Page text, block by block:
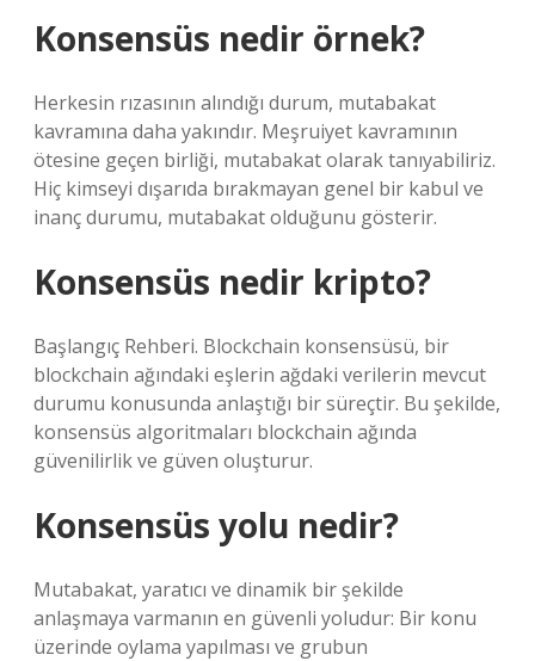
Konsensüs nedir örnek?
Herkesin rızasının alındığı durum, mutabakat
kavramına daha yakındır. Meşruiyet kavramının
ötesine geçen birliği, mutabakat olarak tanıyabiliriz.
Hiç kimseyi dışarıda bırakmayan genel bir kabul ve
inanç durumu, mutabakat olduğunu gösterir.
Konsensüs nedir kripto?
Başlangıç ​​Rehberi. Blockchain konsensüsü, bir
blockchain ağındaki eşlerin ağdaki verilerin mevcut
durumu konusunda anlaştığı bir süreçtir. Bu şekilde,
konsensüs algoritmaları blockchain ağında
güvenilirlik ve güven oluşturur.
Konsensüs yolu nedir?
Mutabakat, yaratıcı ve dinamik bir şekilde
anlaşmaya varmanın en güvenli yoludur: Bir konu
üzerinde oylama yapılması ve grubun